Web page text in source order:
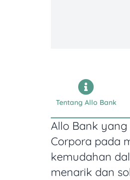
Tentang Allo Bank
Allo Bank yang
Corpora pada
kemudahan
menarik dan